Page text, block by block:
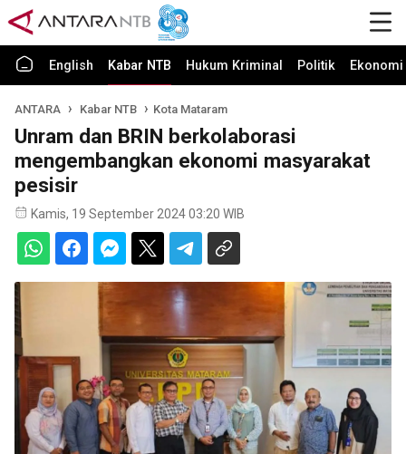
English Kabar NTB Hukum Kriminal Politik
ANTARA Kabar NTB Kota Mataram
Unram dan BRIN berkolaborasi
mengembangkan ekonomi masyarakat
pesisir
Kamis, 19 September 2024 03:20 WIB